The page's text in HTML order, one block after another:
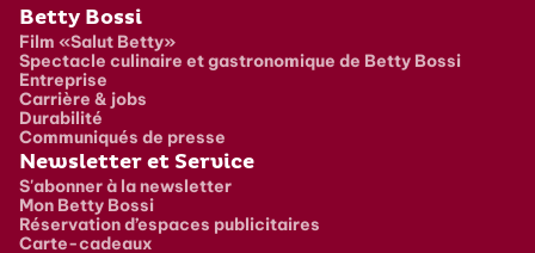
Pied de page
Betty Bossi
Film «Salut Betty»
Spectacle culinaire et gastronomique de Betty Bossi
Entreprise
Carrière & jobs
Durabilité
Communiqués de presse
Newsletter et Service
S'abonner à la newsletter
Mon Betty Bossi
Réservation d’espaces publicitaires
Carte-cadeaux